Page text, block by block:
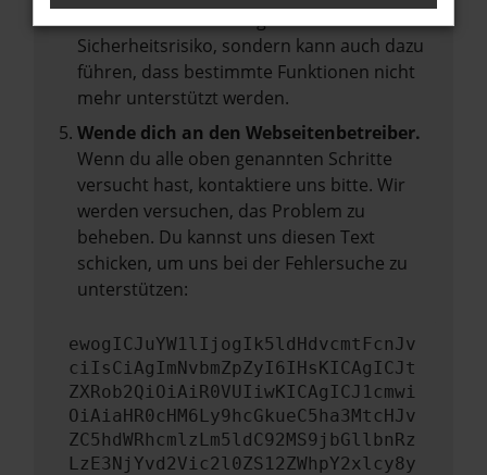
Veraltete Software birgt nicht nur ein
Sicherheitsrisiko, sondern kann auch dazu
führen, dass bestimmte Funktionen nicht
mehr unterstützt werden.
Wende dich an den Webseitenbetreiber.
Wenn du alle oben genannten Schritte
versucht hast, kontaktiere uns bitte. Wir
werden versuchen, das Problem zu
beheben. Du kannst uns diesen Text
schicken, um uns bei der Fehlersuche zu
unterstützen:
ewogICJuYW1lIjogIk5ldHdvcmtFcnJv
ciIsCiAgImNvbmZpZyI6IHsKICAgICJt
ZXRob2QiOiAiR0VUIiwKICAgICJ1cmwi
OiAiaHR0cHM6Ly9hcGkueC5ha3MtcHJv
ZC5hdWRhcmlzLm5ldC92MS9jbGllbnRz
LzE3NjYvd2Vic2l0ZS12ZWhpY2xlcy8y